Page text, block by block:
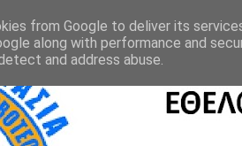
from Google to deliver its
along with performance and
and address abuse.